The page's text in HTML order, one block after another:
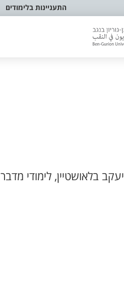
התעניינות בלימודים
בלאושטיין, לימודי מדבר